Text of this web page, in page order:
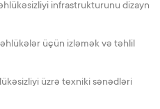
infrastrukturunu dizayn
üçün izləmək və təhlil
üzrə texniki sənədləri